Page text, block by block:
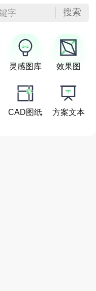
字 搜索
灵感图库 效果图
CAD图纸 方案文本